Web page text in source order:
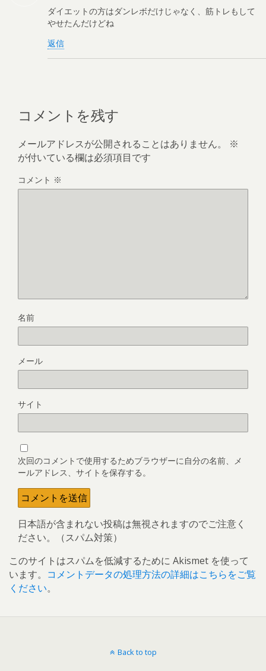
ダイエットの方はダンレボだけじゃなく、筋トレもして
やせたんだけどね
返信
コメントを残す
メールアドレスが公開されることはありません。
※
が付いている欄は必須項目です
コメント ※
名前
メール
サイト
次回のコメントで使用するためブラウザーに自分の名前、メ
ールアドレス、サイトを保存する。
日本語が含まれない投稿は無視されますのでご注意く
ださい。（スパム対策）
このサイトはスパムを低減するために Akismet を使って
います。 コメントデータの処理方法の詳細はこちらをご覧
ください。
Back to top